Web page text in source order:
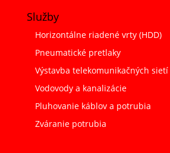
Služby
Horizontálne riadené vrty (HDD)
Pneumatické pretlaky
Výstavba telekomunikačných sietí
Vodovody a kanalizácie
Pluhovanie káblov a potrubia
Zváranie potrubia